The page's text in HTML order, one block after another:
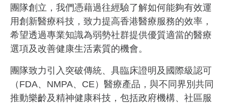
團隊創立，我們憑藉過往經驗了解如何能夠有效運
用創新醫療科技，致力提高香港醫療服務的效率，
希望透過專業知識為弱勢社群提供優質適當的醫療
選項及改善健康生活素質的機會。
團隊致力引入突破傳統、具臨床證明及國際級認可
（FDA、NMPA、CE）醫療產品，與不同界別共同
推動樂齡及精神健康科技，包括政府機構、社區服